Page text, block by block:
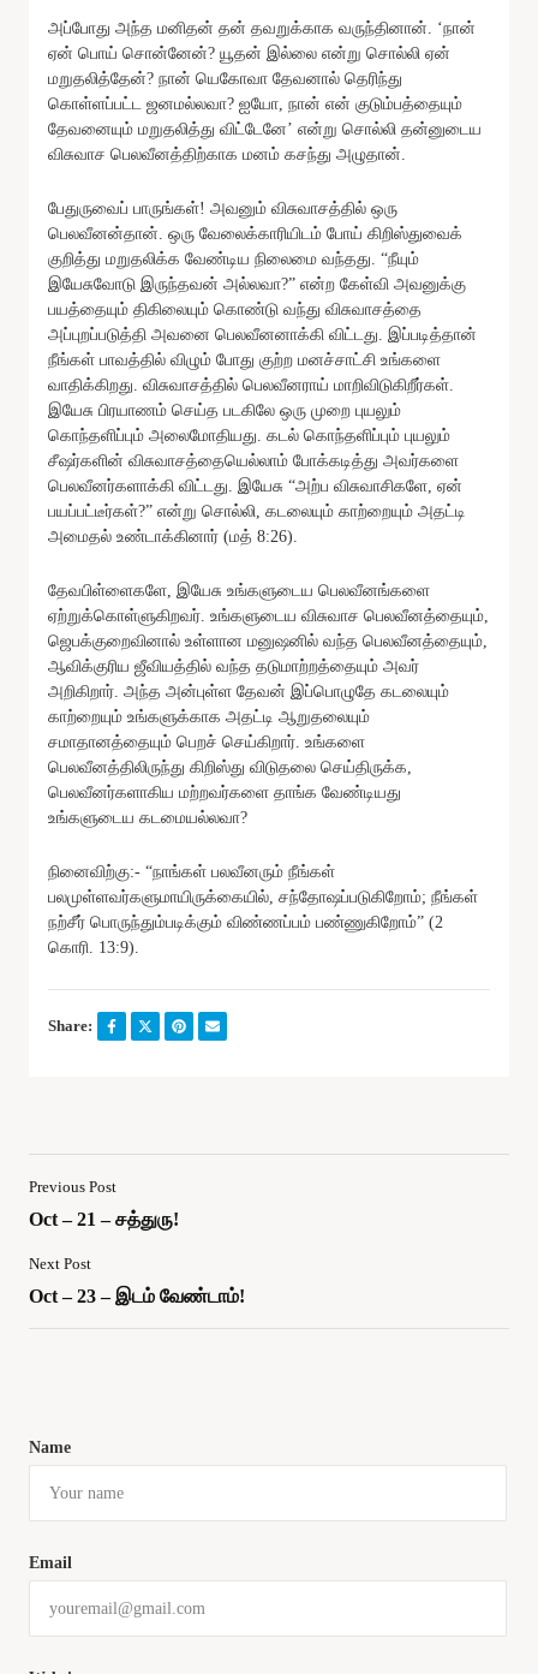
அப்போது அந்த மனிதன் தன் தவறுக்காக வருந்தினான். ‘நான்
ஏன் பொய் சொன்னேன்? யூதன் இல்லை என்று சொல்லி ஏன்
மறுதலித்தேன்? நான் யெகோவா தேவனால் தெரிந்து
கொள்ளப்பட்ட ஜனமல்லவா? ஐயோ, நான் என் குடும்பத்தையும்
தேவனையும் மறுதலித்து விட்டேனே’ என்று சொல்லி தன்னுடைய
விசுவாச பெலவீனத்திற்காக மனம் கசந்து அழுதான்.
பேதுருவைப் பாருங்கள்! அவனும் விசுவாசத்தில் ஒரு
பெலவீனன்தான். ஒரு வேலைக்காரியிடம் போய் கிறிஸ்துவைக்
குறித்து மறுதலிக்க வேண்டிய நிலைமை வந்தது. “நீயும்
இயேசுவோடு இருந்தவன் அல்லவா?” என்ற கேள்வி அவனுக்கு
பயத்தையும் திகிலையும் கொண்டு வந்து விசுவாசத்தை
அப்புறப்படுத்தி அவனை பெலவீனனாக்கி விட்டது. இப்படித்தான்
நீங்கள் பாவத்தில் விழும் போது குற்ற மனச்சாட்சி உங்களை
வாதிக்கிறது. விசுவாசத்தில் பெலவீனராய் மாறிவிடுகிறீர்கள்.
இயேசு பிரயாணம் செய்த படகிலே ஒரு முறை புயலும்
கொந்தளிப்பும் அலைமோதியது. கடல் கொந்தளிப்பும் புயலும்
சீஷர்களின் விசுவாசத்தையெல்லாம் போக்கடித்து அவர்களை
பெலவீனர்களாக்கி விட்டது. இயேசு “அற்ப விசுவாசிகளே, ஏன்
பயப்பட்டீர்கள்?” என்று சொல்லி, கடலையும் காற்றையும் அதட்டி
அமைதல் உண்டாக்கினார் (மத் 8:26).
தேவபிள்ளைகளே, இயேசு உங்களுடைய பெலவீனங்களை
ஏற்றுக்கொள்ளுகிறவர். உங்களுடைய விசுவாச பெலவீனத்தையும்,
ஜெபக்குறைவினால் உள்ளான மனுஷனில் வந்த பெலவீனத்தையும்,
ஆவிக்குரிய ஜீவியத்தில் வந்த தடுமாற்றத்தையும் அவர்
அறிகிறார். அந்த அன்புள்ள தேவன் இப்பொழுதே கடலையும்
காற்றையும் உங்களுக்காக அதட்டி ஆறுதலையும்
சமாதானத்தையும் பெறச் செய்கிறார். உங்களை
பெலவீனத்திலிருந்து கிறிஸ்து விடுதலை செய்திருக்க,
பெலவீனர்களாகிய மற்றவர்களை தாங்க வேண்டியது
உங்களுடைய கடமையல்லவா?
நினைவிற்கு:- “நாங்கள் பலவீனரும் நீங்கள்
பலமுள்ளவர்களுமாயிருக்கையில், சந்தோஷப்படுகிறோம்; நீங்கள்
நற்சீர் பொருந்தும்படிக்கும் விண்ணப்பம் பண்ணுகிறோம்” (2
கொரி. 13:9).
Share:
Previous Post
Oct – 21 – சத்துரு!
Next Post
Oct – 23 – இடம் வேண்டாம்!
Name
Email